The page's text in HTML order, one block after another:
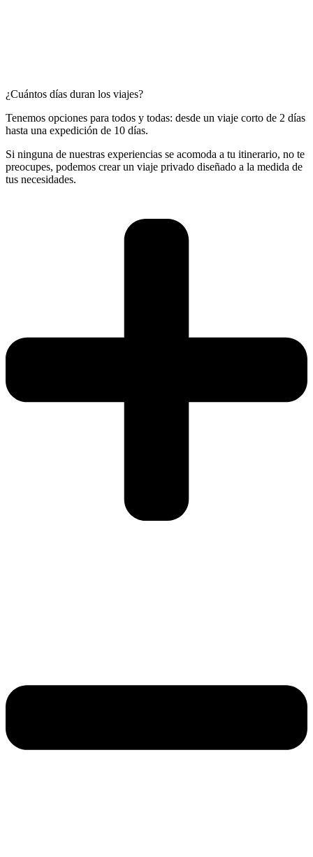
¿Cuántos días duran los viajes?
Tenemos opciones para todos y todas: desde un viaje corto de 2 días
hasta una expedición de 10 días.
Si ninguna de nuestras experiencias se acomoda a tu itinerario, no te
preocupes, podemos crear un viaje privado diseñado a la medida de
tus necesidades.